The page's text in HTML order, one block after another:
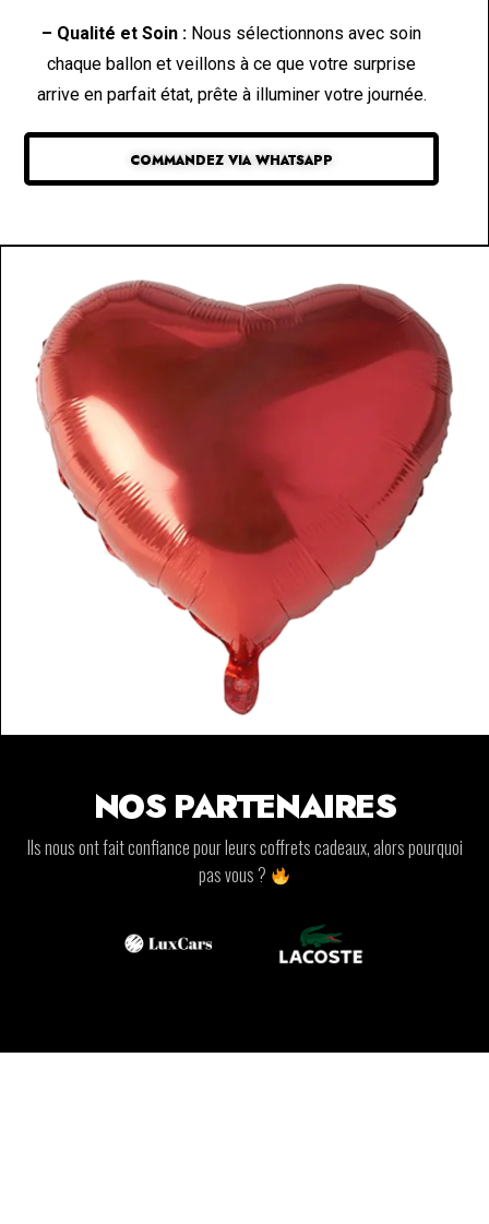
– Qualité et Soin : Nous sélectionnons avec soin
chaque ballon et veillons à ce que votre surprise
arrive en parfait état, prête à illuminer votre journée.
COMMANDEZ VIA WHATSAPP
NOS PARTENAIRES
Ils nous ont fait confiance pour leurs coffrets cadeaux, alors pourquoi
pas vous ?